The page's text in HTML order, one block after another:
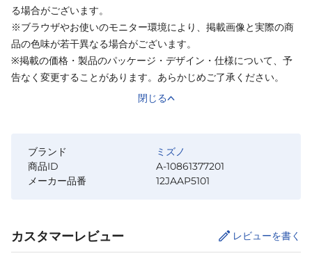
る場合がございます。
※ブラウザやお使いのモニター環境により、掲載画像と実際の商
品の色味が若干異なる場合がございます。
※掲載の価格・製品のパッケージ・デザイン・仕様について、予
告なく変更することがあります。あらかじめご了承ください。
閉じる
ブランド
ミズノ
商品ID
A-10861377201
メーカー品番
12JAAP5101
カスタマーレビュー レビューを書く